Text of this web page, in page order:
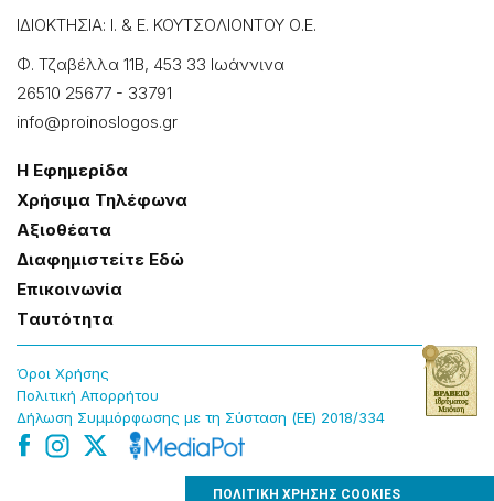
ΠΟΛΙΤΙΚΗ ΧΡΗΣΗΣ COOKIES
ΙΔΙΟΚΤΗΣΙΑ: Ι. & Ε. ΚΟΥΤΣΟΛΙΟΝΤΟΥ Ο.Ε.
Φ. Τζαβέλλα 11Β, 453 33 Ιωάννɩνα
26510 25677 - 33791
info@proinoslogos.gr
Η Εφημερίδα
Χρήσɩμα Τηλέφωνα
Αξɩοθέατα
Δɩαφημɩστείτε Εδώ
Επɩκοɩνωνία
Tαυτότητα
Όροɩ Χρήσης
Πολɩτɩκή Απορρήτου
Δήλωση Συμμόρφωσης με τη Σύσταση (ΕΕ) 2018/334